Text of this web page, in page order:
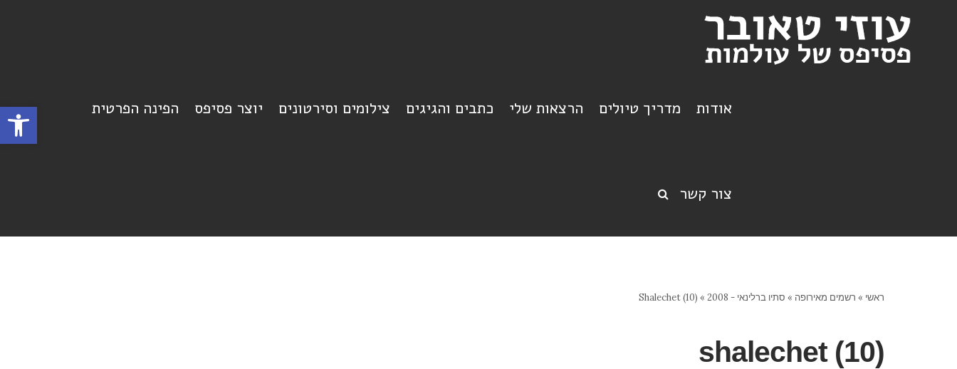
פתח אודות מדריך טיולים הרצאות שלי כתבים והגיגים צילומים וסירטונים יוצר פסיפס הפינה הפרטית
צור קשר
ראשי » רשמים מאירופה » סתיו ברלינאי - 2008 »
Shalechet (10)
shalechet (10)